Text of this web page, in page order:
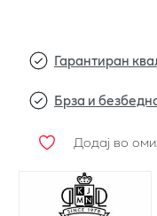
Гарантиран
Брза и
Додај во